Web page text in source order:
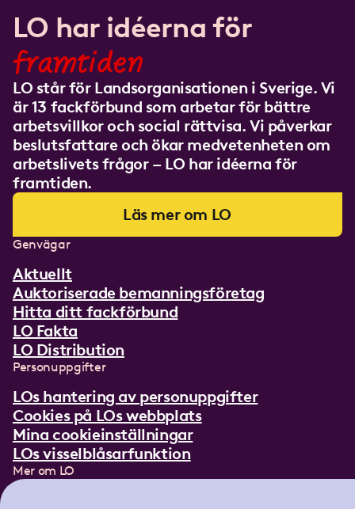
LO har idéerna för
framtiden
LO står för Landsorganisationen i Sverige. Vi
är 13 fackförbund som arbetar för bättre
arbetsvillkor och social rättvisa. Vi påverkar
beslutsfattare och ökar medvetenheten om
arbetslivets frågor – LO har idéerna för
framtiden.
Läs mer om LO
Genvägar
Aktuellt
Auktoriserade bemanningsföretag
Hitta ditt fackförbund
LO Fakta
LO Distribution
Personuppgifter
LOs hantering av personuppgifter
Cookies på LOs webbplats
Mina cookieinställningar
LOs visselblåsarfunktion
Mer om LO